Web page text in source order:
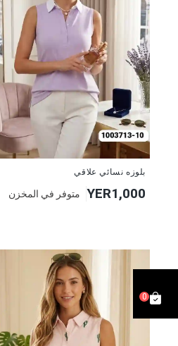
0
بلوزه نسائي علاقي
YER1,000 متوفر في المخزن